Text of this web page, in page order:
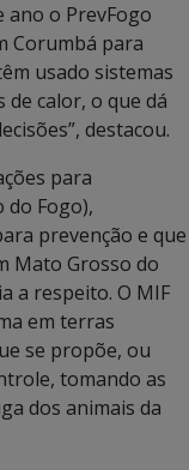
ano o PrevFogo
Corumbá para
usado sistemas
calor, o que dá
destacou.
para
Fogo),
prevenção e que
Mato Grosso do
a respeito. O MIF
em terras
se propõe, ou
tomando as
dos animais da